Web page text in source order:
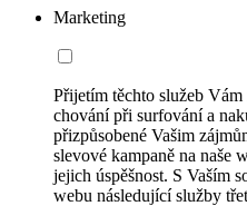
Marketing
Přijetím těchto služeb Vám
chování při surfování a
přizpůsobené Vašim
slevové kampaně na naše
jejich úspěšnost. S Vaším
webu následující služby